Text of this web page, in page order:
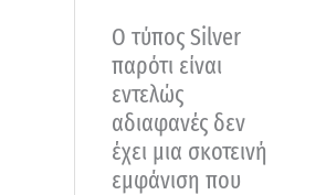
Ο τύπος Silver
παρότι είναι
εντελώς
αδιαφανές δεν
έχει μια σκοτεινή
εμφάνιση που